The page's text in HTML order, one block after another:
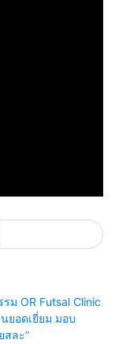
ม OR Futsal Clinic
ยอดเยี่ยม มอบ
สละ”